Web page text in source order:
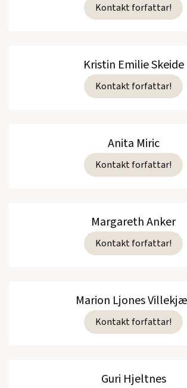
Kontakt forfattar!
Kristin Emilie Skeide
Kontakt forfattar!
Anita Miric
Kontakt forfattar!
Margareth Anker
Kontakt forfattar!
Marion Ljones
Kontakt forfattar!
Guri Hjeltnes